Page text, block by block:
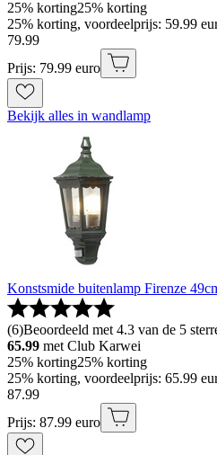
25% korting25% korting
25% korting, voordeelprijs: 59.99
79.99
Prijs: 79.99 euro
Bekijk alles in wandlamp
Konstsmide buitenlamp Firenze
(6)Beoordeeld met 4.3 van de 5
65.99 met Club Karwei
25% korting25% korting
25% korting, voordeelprijs: 65.99
87.99
Prijs: 87.99 euro